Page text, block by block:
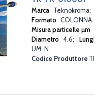
Marca Teknokroma
Formato COLONNA
Misura particelle µm
Diametro 4,6
UM. N
Codice Produttore